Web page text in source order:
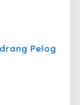
Pelog